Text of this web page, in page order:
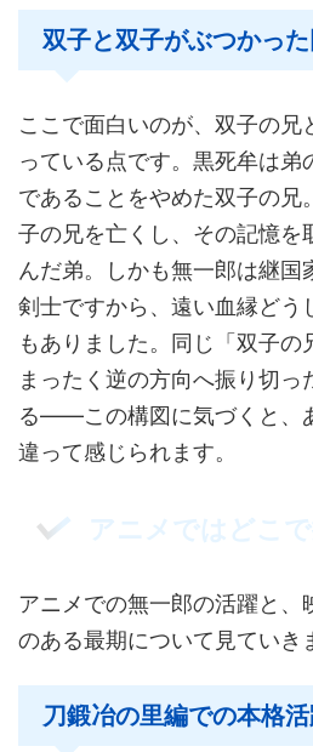
双子と双子がぶつかっ
ここで面白いのが、双子の兄
っている点です。黒死牟は弟
であることをやめた双子の兄
子の兄を亡くし、その記憶を
んだ弟。しかも無一郎は継国
剣士ですから、遠い血縁どう
もありました。同じ「双子の
まったく逆の方向へ振り切っ
る——この構図に気づくと、
違って感じられます。
アニメではどこ
アニメでの無一郎の活躍と、
のある最期について見ていき
刀鍛冶の里編での本格